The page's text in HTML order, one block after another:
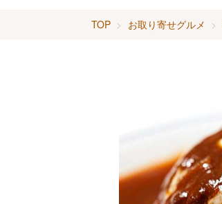
TOP お取り寄せグルメ